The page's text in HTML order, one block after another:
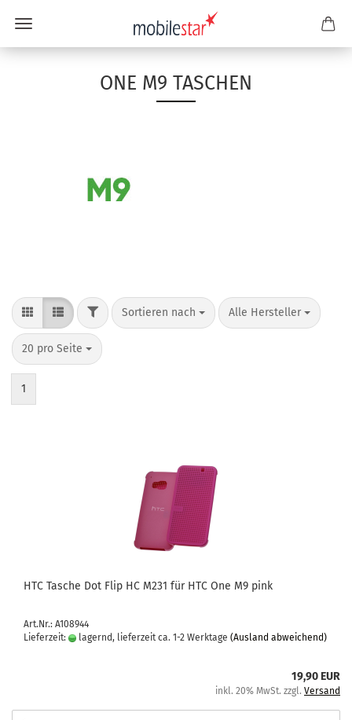
ONE M9 TASCHEN
Sortieren nach Alle Hersteller
20 pro Seite
1
HTC Ta­sche Dot Flip HC M231 für HTC One M9 pink
Art.Nr.: A108944
Lieferzeit:
lagernd, lieferzeit ca. 1-2 Werktage (Ausland abweichend)
19,90 EUR
inkl. 20% MwSt. zzgl. Versand